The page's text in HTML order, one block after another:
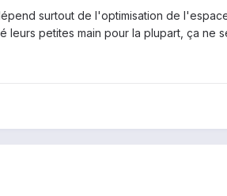
surtout de l'optimisation de
leurs petites main pour la plupart, ça ne